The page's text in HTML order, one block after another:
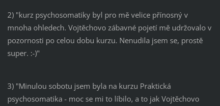
2) "kurz psychosomatiky byl pro mě velice přínosný v
mnoha ohledech. Vojtěchovo zábavné pojetí mě udržovalo v
pozornosti po celou dobu kurzu. Nenudila jsem se, prostě
super. :-)"
3) "Minulou sobotu jsem byla na kurzu Praktická
psychosomatika - moc se mi to líbilo, a to jak Vojtěchovo